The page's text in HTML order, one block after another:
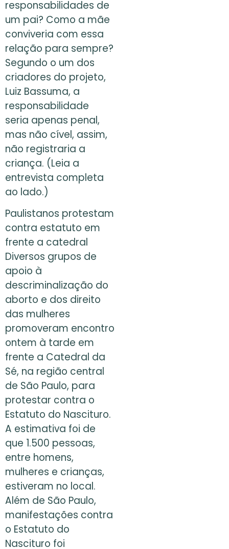
responsabilidades de
um pai? Como a mãe
conviveria com essa
relação para sempre?
Segundo o um dos
criadores do projeto,
Luiz Bassuma, a
responsabilidade
seria apenas penal,
mas não cível, assim,
não registraria a
criança. (Leia a
entrevista completa
ao lado.)
Paulistanos protestam
contra estatuto em
frente a catedral
Diversos grupos de
apoio à
descriminalização do
aborto e dos direito
das mulheres
promoveram encontro
ontem à tarde em
frente a Catedral da
Sé, na região central
de São Paulo, para
protestar contra o
Estatuto do Nascituro.
A estimativa foi de
que 1.500 pessoas,
entre homens,
mulheres e crianças,
estiveram no local.
Além de São Paulo,
manifestações contra
o Estatuto do
Nascituro foi